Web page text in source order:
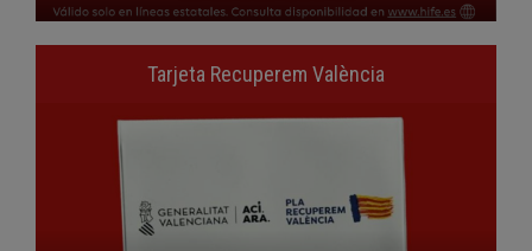
Tarjeta Recuperem València